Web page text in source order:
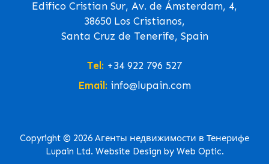
Edifico Cristian Sur, Av. de Ámsterdam, 4,
38650 Los Cristianos,
Santa Cruz de Tenerife, Spain
Tel: +34 922 796 527
Email: info@lupain.com
Copyright © 2026 Агенты недвижимости в Тенерифе
Lupain Ltd. Website Design by Web Optic.